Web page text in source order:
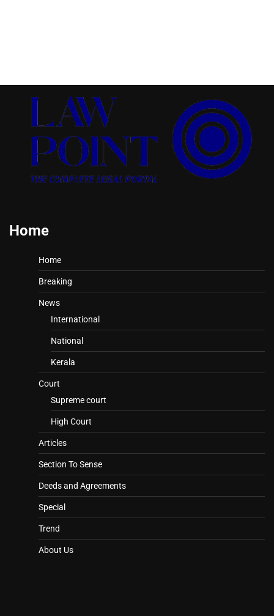
Home
Home
Breaking
News
International
National
Kerala
Court
Supreme court
High Court
Articles
Section To Sense
Deeds and Agreements
Special
Trend
About Us